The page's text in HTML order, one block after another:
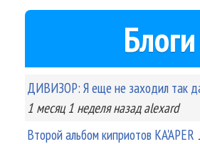
Блоги
ДИВИЗОР: Я еще не заходил так
1 месяц 1 неделяназад alexard
Второй альбом киприотов KA'APER